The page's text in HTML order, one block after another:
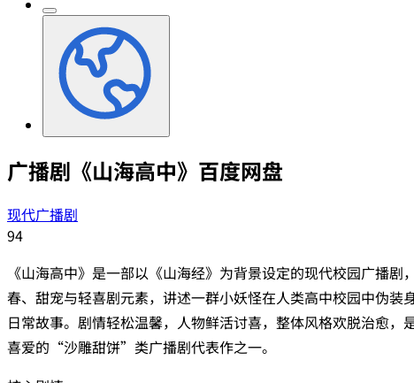
广播剧《山海高中》百度网盘
现代广播剧
94
《山海高中》是一部以《山海经》为背景设定的现代校园广播剧
春、甜宠与轻喜剧元素，讲述一群小妖怪在人类高中校园中伪装
日常故事。剧情轻松温馨，人物鲜活讨喜，整体风格欢脱治愈，
喜爱的“沙雕甜饼”类广播剧代表作之一。